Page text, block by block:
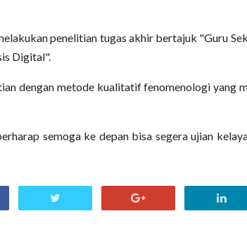
penelitian tugas akhir bertajuk "Guru
Digital".
dengan metode kualitatif fenomenologi yang
semoga ke depan bisa segera ujian